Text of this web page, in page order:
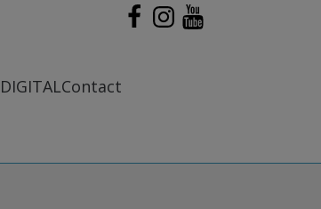
DIGITALContact